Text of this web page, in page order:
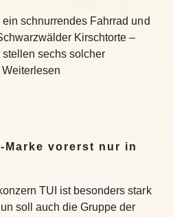
schnurrendes Fahrrad und
Kirschtorte –
stellen sechs solcher
Marke vorerst nur in
TUI ist besonders stark
soll auch die Gruppe der